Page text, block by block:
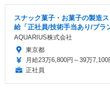
スナック菓子・お菓子の製造
給「正社員/技術手当あり/ブラ
AQUARIUS株式会社
東京都
月給23万6,800円～39万7,100
正社員